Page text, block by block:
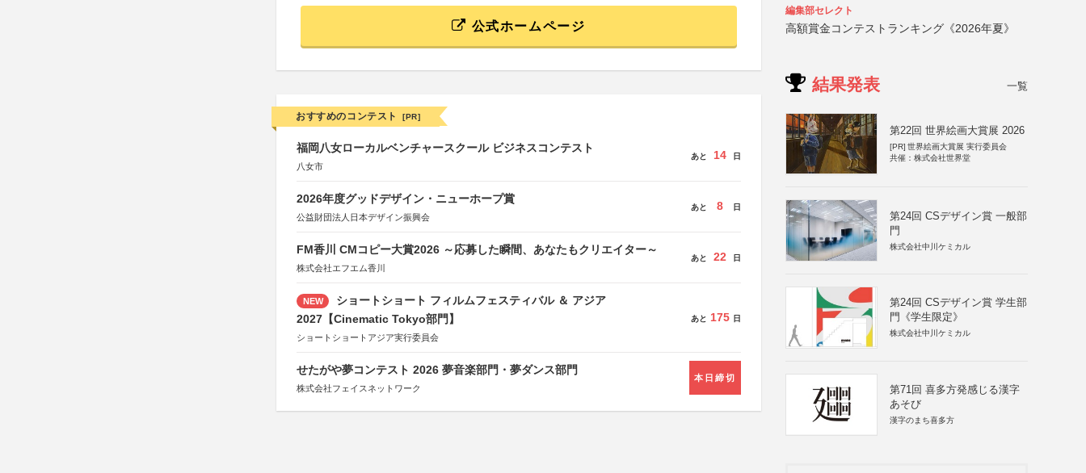
公式ホームページ
おすすめのコンテスト [PR]
福岡八女ローカルベンチャースクール ビジネスコンテスト
八女市
あと 14 日
2026年度グッドデザイン・ニューホープ賞
公益財団法人日本デザイン振興会
あと 8 日
FM香川 CMコピー大賞2026 ～応募した瞬間、あなたもクリエイター～
株式会社エフエム香川
あと 22 日
NEW
ショートショート フィルムフェスティバル ＆ アジア
2027【Cinematic Tokyo部門】
ショートショートアジア実行委員会
あと 175 日
せたがや夢コンテスト 2026 夢音楽部門・夢ダンス部門
株式会社フェイスネットワーク
本日締切
編集部セレクト
高額賞金コンテストランキング《2026年夏》
結果発表 一覧
第22回 世界絵画大賞展 2026
[PR] 世界絵画大賞展 実行委員会
共催：株式会社世界堂
第24回 CSデザイン賞 一般部
門
株式会社中川ケミカル
第24回 CSデザイン賞 学生部
門《学生限定》
株式会社中川ケミカル
第71回 喜多方発感じる漢字
あそび
漢字のまち喜多方